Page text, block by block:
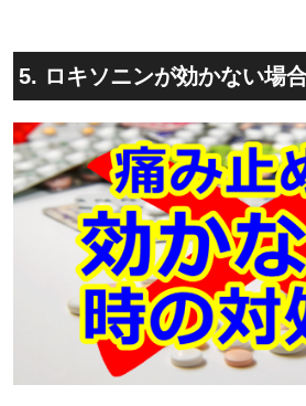
5. ロキソニンが効かない場